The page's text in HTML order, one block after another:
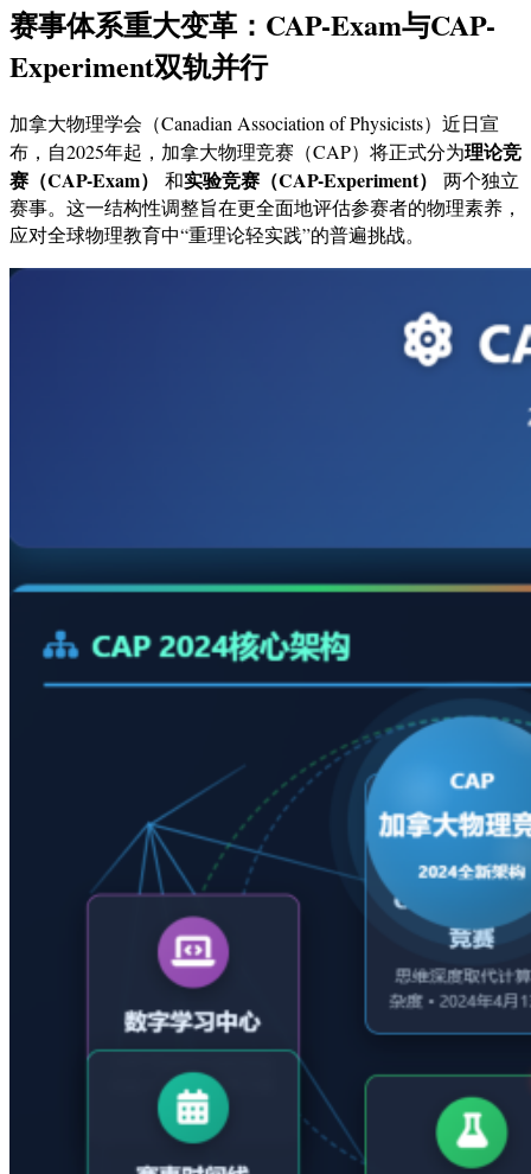
赛事体系重大变革：CAP-Exam与CAP-
Experiment双轨并行
加拿大物理学会（Canadian Association of Physicists）近日宣
布，自2025年起，加拿大物理竞赛（CAP）将正式分为理论竞
赛（CAP-Exam）
和实验竞赛（CAP-Experiment）
两个独立
赛事。这一结构性调整旨在更全面地评估参赛者的物理素养，
应对全球物理教育中“重理论轻实践”的普遍挑战。